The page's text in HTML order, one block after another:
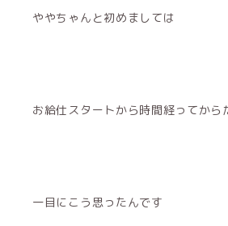
ややちゃんと初めましては
お給仕スタートから時間経ってから
一目にこう思ったんです